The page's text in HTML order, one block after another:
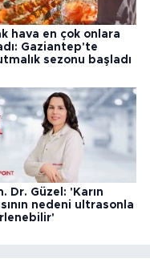
hava en çok onlara
Gaziantep'te
sezonu başladı
Dr. Güzel: 'Karın
nedeni ultrasonla